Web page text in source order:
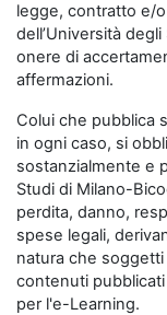
legge, contratto e/
dell’Università
onere di
affermazioni.
Colui che pubblica
in ogni caso, si
sostanzialmente e
Studi di Milano-
perdita, danno,
spese legali,
natura che
contenuti
per l'e-Learning.